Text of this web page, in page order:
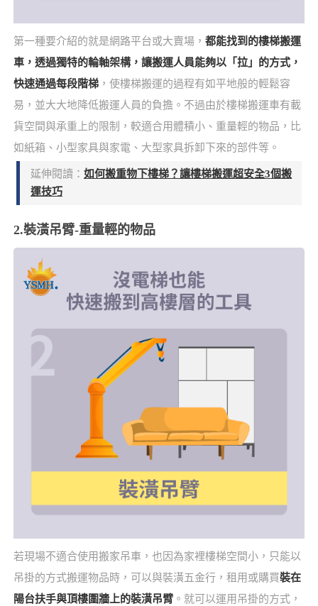
第一種要介紹的就是網路平台或大賣場， 都能找到的樓梯搬運
車，透過獨特的輪軸架構，讓搬運人員能夠以「拉」的方式，
快速通過每段階梯，使樓梯搬運的過程有如平地般的輕鬆容
易，並大大地降低搬運人員的負擔。不過由於樓梯搬運車有載
貨空間與承重上的限制，較適合用體積小、重量輕的物品，比
如紙箱、小型家具與家電、大型家具拆卸下來的部件等。
延伸閱讀：如何搬重物下樓梯？讓樓梯搬運超安全3個搬
運技巧
2.裝潢吊臂-重量輕的物品
若現場不適合使用搬家吊車，也因為家裡樓梯空間小，只能以
吊掛的方式搬運物品時，可以與裝潢五金行，租用或購買裝在
陽台扶手與頂樓圍牆上的裝潢吊臂。就可以運用吊掛的方式，